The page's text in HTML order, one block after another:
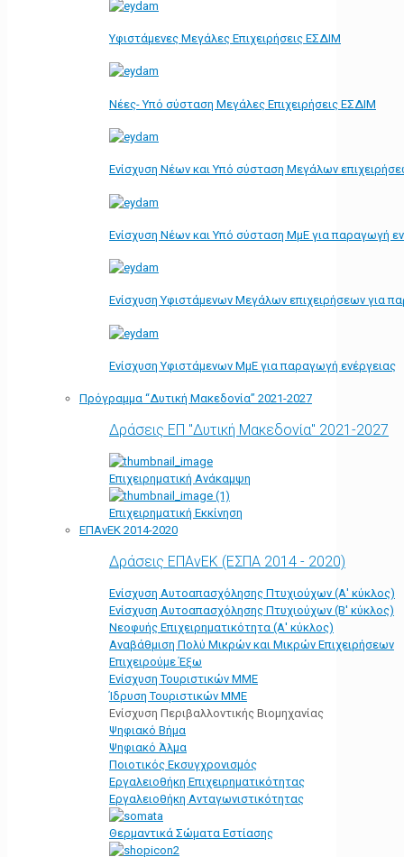
Υφιστάμενες Μεγάλες Επιχειρήσεις ΕΣΔΙΜ
Νέες- Υπό σύσταση Μεγάλες Επιχειρήσεις ΕΣΔΙΜ
Ενίσχυση Νέων και Υπό σύσταση Μεγάλων
Ενίσχυση Νέων και Υπό σύσταση ΜμΕ για παραγωγή
Ενίσχυση Υφιστάμενων Μεγάλων επιχειρήσεων για
Ενίσχυση Υφιστάμενων ΜμΕ για παραγωγή ενέργειας
Πρόγραμμα “Δυτική Μακεδονία” 2021-2027
Δράσεις ΕΠ "Δυτική Μακεδονία" 2021-2027
Επιχειρηματική Ανάκαμψη
Επιχειρηματική Εκκίνηση
ΕΠΑνΕΚ 2014-2020
Δράσεις ΕΠΑνΕΚ (ΕΣΠΑ 2014 - 2020)
Ενίσχυση Αυτοαπασχόλησης Πτυχιούχων (Α' κύκλος)
Ενίσχυση Αυτοαπασχόλησης Πτυχιούχων (Β' κύκλος)
Νεοφυής Επιχειρηματικότητα (Α' κύκλος)
Αναβάθμιση Πολύ Μικρών και Μικρών Επιχειρήσεων
Επιχειρούμε Έξω
Ενίσχυση Τουριστικών ΜΜΕ
Ίδρυση Τουριστικών ΜΜΕ
Ενίσχυση Περιβαλλοντικής Βιομηχανίας
Ψηφιακό Βήμα
Ψηφιακό Άλμα
Ποιοτικός Εκσυγχρονισμός
Εργαλειοθήκη Eπιχειρηματικότητας
Εργαλειοθήκη Ανταγωνιστικότητας
Θερμαντικά Σώματα Εστίασης